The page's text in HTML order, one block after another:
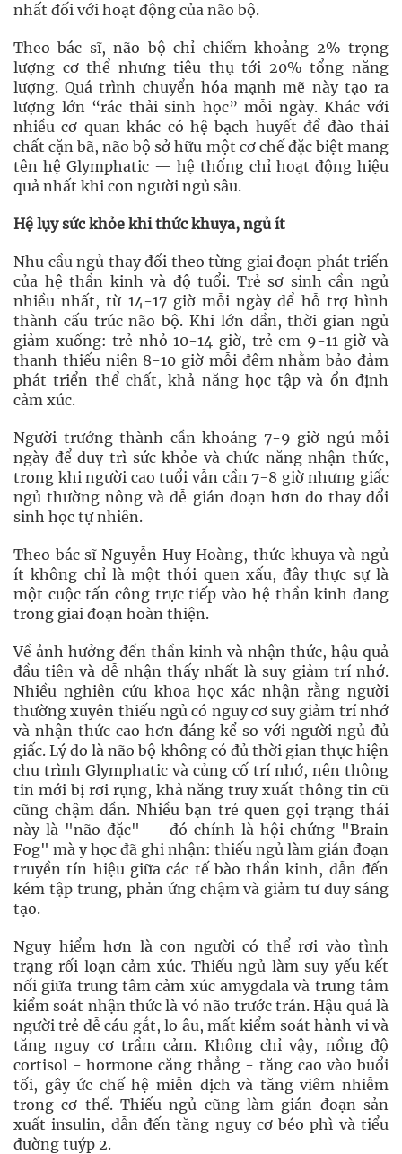
nhất đối với hoạt động của não bộ.
Theo bác sĩ, não bộ chỉ chiếm khoảng 2% trọng
lượng cơ thể nhưng tiêu thụ tới 20% tổng năng
lượng. Quá trình chuyển hóa mạnh mẽ này tạo ra
lượng lớn “rác thải sinh học” mỗi ngày. Khác với
nhiều cơ quan khác có hệ bạch huyết để đào thải
chất cặn bã, não bộ sở hữu một cơ chế đặc biệt mang
tên hệ Glymphatic — hệ thống chỉ hoạt động hiệu
quả nhất khi con người ngủ sâu.
Hệ lụy sức khỏe khi thức khuya, ngủ ít
Nhu cầu ngủ thay đổi theo từng giai đoạn phát triển
của hệ thần kinh và độ tuổi. Trẻ sơ sinh cần ngủ
nhiều nhất, từ 14-17 giờ mỗi ngày để hỗ trợ hình
thành cấu trúc não bộ. Khi lớn dần, thời gian ngủ
giảm xuống: trẻ nhỏ 10-14 giờ, trẻ em 9-11 giờ và
thanh thiếu niên 8-10 giờ mỗi đêm nhằm bảo đảm
phát triển thể chất, khả năng học tập và ổn định
cảm xúc.
Người trưởng thành cần khoảng 7-9 giờ ngủ mỗi
ngày để duy trì sức khỏe và chức năng nhận thức,
trong khi người cao tuổi vẫn cần 7-8 giờ nhưng giấc
ngủ thường nông và dễ gián đoạn hơn do thay đổi
sinh học tự nhiên.
Theo bác sĩ Nguyễn Huy Hoàng, thức khuya và ngủ
ít không chỉ là một thói quen xấu, đây thực sự là
một cuộc tấn công trực tiếp vào hệ thần kinh đang
trong giai đoạn hoàn thiện.
Về ảnh hưởng đến thần kinh và nhận thức, hậu quả
đầu tiên và dễ nhận thấy nhất là suy giảm trí nhớ.
Nhiều nghiên cứu khoa học xác nhận rằng người
thường xuyên thiếu ngủ có nguy cơ suy giảm trí nhớ
và nhận thức cao hơn đáng kể so với người ngủ đủ
giấc. Lý do là não bộ không có đủ thời gian thực hiện
chu trình Glymphatic và củng cố trí nhớ, nên thông
tin mới bị rơi rụng, khả năng truy xuất thông tin cũ
cũng chậm dần. Nhiều bạn trẻ quen gọi trạng thái
này là "não đặc" — đó chính là hội chứng "Brain
Fog" mà y học đã ghi nhận: thiếu ngủ làm gián đoạn
truyền tín hiệu giữa các tế bào thần kinh, dẫn đến
kém tập trung, phản ứng chậm và giảm tư duy sáng
tạo.
Nguy hiểm hơn là con người có thể rơi vào tình
trạng rối loạn cảm xúc. Thiếu ngủ làm suy yếu kết
nối giữa trung tâm cảm xúc amygdala và trung tâm
kiểm soát nhận thức là vỏ não trước trán. Hậu quả là
người trẻ dễ cáu gắt, lo âu, mất kiểm soát hành vi và
tăng nguy cơ trầm cảm. Không chỉ vậy, nồng độ
cortisol - hormone căng thẳng - tăng cao vào buổi
tối, gây ức chế hệ miễn dịch và tăng viêm nhiễm
trong cơ thể. Thiếu ngủ cũng làm gián đoạn sản
xuất insulin, dẫn đến tăng nguy cơ béo phì và tiểu
đường tuýp 2.